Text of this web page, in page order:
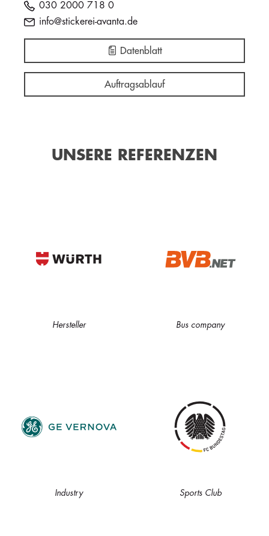
030 2000 718 0
info@stickerei-avanta.de
Datenblatt
Auftragsablauf
UNSERE REFERENZEN
Hersteller Bus company
Industry Sports Club